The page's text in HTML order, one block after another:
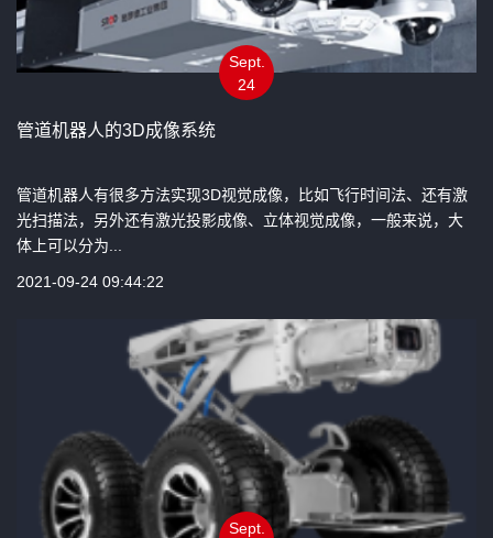
Sept.
24
管道机器人的3D成像系统
管道机器人有很多方法实现3D视觉成像，比如飞行时间法、还有激
光扫描法，另外还有激光投影成像、立体视觉成像，一般来说，大
体上可以分为...
2021-09-24 09:44:22
Sept.